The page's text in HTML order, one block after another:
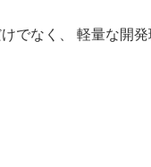
でなく、 軽量な開